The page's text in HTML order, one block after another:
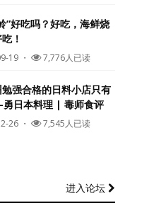
”好吃吗？好吃，海鲜烧
！
19 ・ 7,776人已读
勉强合格的日料小店只有
日本料理 | 毒师食评
26 ・ 7,545人已读
进入论坛